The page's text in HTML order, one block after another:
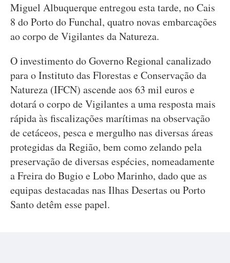
Miguel Albuquerque entregou esta tarde, no Cais
8 do Porto do Funchal, quatro novas embarcações
ao corpo de Vigilantes da Natureza.
O investimento do Governo Regional canalizado
para o Instituto das Florestas e Conservação da
Natureza (IFCN) ascende aos 63 mil euros e
dotará o corpo de Vigilantes a uma resposta mais
rápida às fiscalizações marítimas na observação
de cetáceos, pesca e mergulho nas diversas áreas
protegidas da Região, bem como zelando pela
preservação de diversas espécies, nomeadamente
a Freira do Bugio e Lobo Marinho, dado que as
equipas destacadas nas Ilhas Desertas ou Porto
Santo detêm esse papel.